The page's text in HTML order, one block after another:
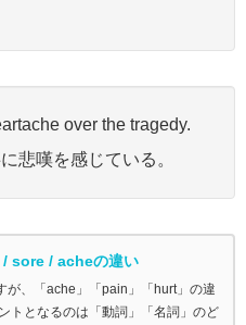
over the tragedy.
悲嘆を感じている。
/ sore / acheの違い
が、「ache」「pain」「hurt」の違
トとなるのは「動詞」「名詞」のど